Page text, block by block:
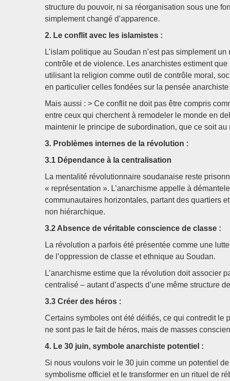
structure du pouvoir, ni sa réorganisation sous une
simplement changé d’apparence.
2. Le conflit avec les islamistes :
L’islam politique au Soudan n’est pas simplement
contrôle et de violence. Les anarchistes estiment
utilisant la religion comme outil de contrôle moral,
en particulier celles fondées sur la pensée
Mais aussi : > Ce conflit ne doit pas être compris
entre ceux qui cherchent à remodeler le monde en
maintenir le principe de subordination, que ce soit au
3. Problèmes internes de la révolution :
3.1 Dépendance à la centralisation
La mentalité révolutionnaire soudanaise reste
« représentation ». L’anarchisme appelle à
communautaires horizontales, partant des quartiers
non hiérarchique.
3.2 Absence de véritable conscience de classe :
La révolution a parfois été présentée comme une
de l’oppression de classe et ethnique au Soudan.
L’anarchisme estime que la révolution doit associer
centralisé – autant d’aspects d’une même structure
3.3 Créer des héros :
Certains symboles ont été déifiés, ce qui contredit
ne sont pas le fait de héros, mais de masses
4. Le 30 juin, symbole anarchiste potentiel :
Si nous voulons voir le 30 juin comme un potentiel
symbolisme officiel et le transformer en un rituel de